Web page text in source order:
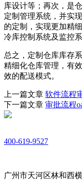
库设计等；再次，是
定制管理系统，并实
的定制，实现更加精
冷库控制系统及监控系
总之，定制仓库库存
精细化仓库管理，有
效的配送模式。
上一篇文章 软件流程
下一篇文章 审批流程
400-619-9527
广州市天河区林和西